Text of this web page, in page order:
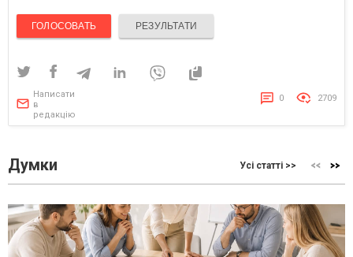
ГОЛОСОВАТЬ РЕЗУЛЬТАТИ
Написати
в
редакцію
0 2709
Думки Усі статті >>